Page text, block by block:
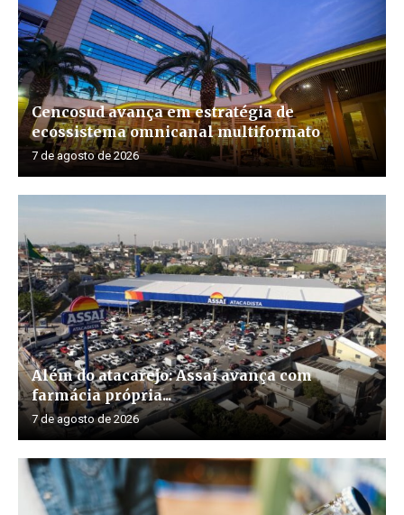
Cencosud avança em estratégia de
ecossistema omnicanal multiformato
7 de agosto de 2026
Além do atacarejo: Assaí avança com
farmácia própria...
7 de agosto de 2026